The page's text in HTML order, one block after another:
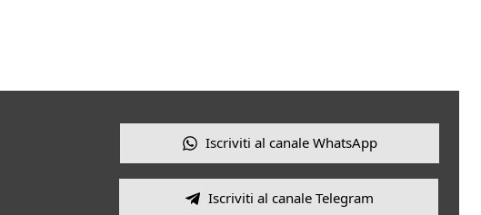
Iscriviti al canale WhatsApp
Iscriviti al canale Telegram